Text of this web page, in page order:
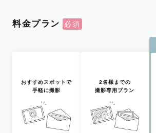
料金プラン
おすすめスポットで
手軽に撮影
2名様までの
撮影専用プラン